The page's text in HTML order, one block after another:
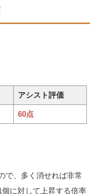
アシスト評価
60点
で、多く消せれば非常
に対して上昇する倍率